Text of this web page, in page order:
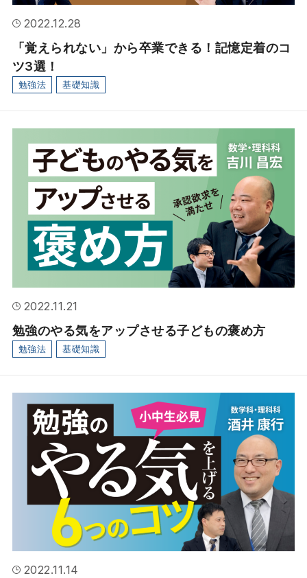
お知らせ
難関公立高校への道（コラム）
企業情報 採用情報
LINE登録で生徒募集の先行情報や
難関公立高校の情報をお届けします。
2022.12.28
「覚えられない」から卒業できる！記憶定着のコ
ツ3選！
勉強法 基礎知識
2022.11.21
勉強のやる気をアップさせる子どもの褒め方
勉強法 基礎知識
2022.11.14